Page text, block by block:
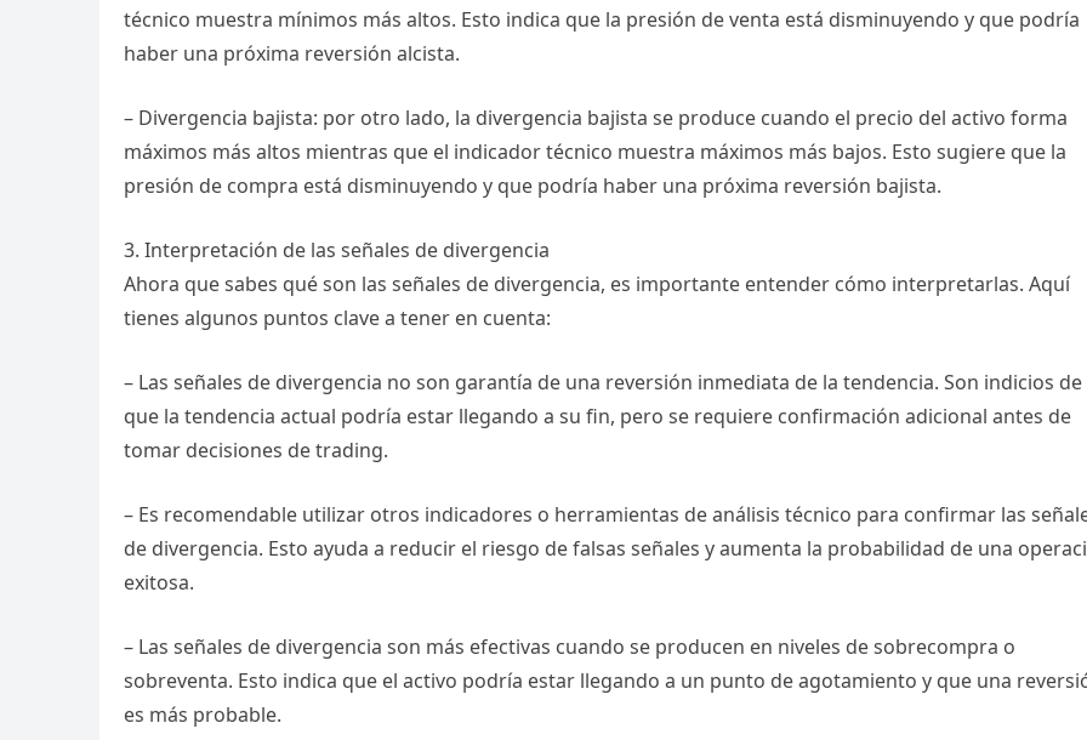
técnico muestra mínimos más altos. Esto indica que la presión de venta está disminuyendo y que podría
haber una próxima reversión alcista.
– Divergencia bajista: por otro lado, la divergencia bajista se produce cuando el precio del activo forma
máximos más altos mientras que el indicador técnico muestra máximos más bajos. Esto sugiere que la
presión de compra está disminuyendo y que podría haber una próxima reversión bajista.
3. Interpretación de las señales de divergencia
Ahora que sabes qué son las señales de divergencia, es importante entender cómo interpretarlas. Aquí
tienes algunos puntos clave a tener en cuenta:
– Las señales de divergencia no son garantía de una reversión inmediata de la tendencia. Son indicios de
que la tendencia actual podría estar llegando a su fin, pero se requiere confirmación adicional antes de
tomar decisiones de trading.
– Es recomendable utilizar otros indicadores o herramientas de análisis técnico para confirmar las
de divergencia. Esto ayuda a reducir el riesgo de falsas señales y aumenta la probabilidad de una
exitosa.
– Las señales de divergencia son más efectivas cuando se producen en niveles de sobrecompra o
sobreventa. Esto indica que el activo podría estar llegando a un punto de agotamiento y que una
es más probable.